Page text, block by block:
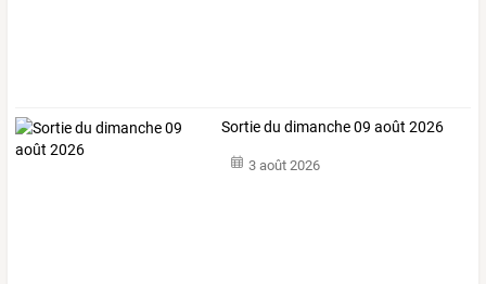
Sortie du dimanche 09 août 2026
3 août 2026